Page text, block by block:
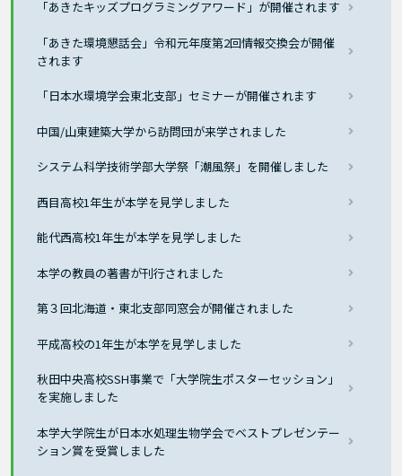
「あきたキッズプログラミングアワード」が開催されます
「あきた環境懇話会」令和元年度第2回情報交換会が開催
されます
「日本水環境学会東北支部」セミナーが開催されます
中国/山東建築大学から訪問団が来学されました
システム科学技術学部大学祭「潮風祭」を開催しました
西目高校1年生が本学を見学しました
能代西高校1年生が本学を見学しました
本学の教員の著書が刊行されました
第３回北海道・東北支部同窓会が開催されました
平成高校の1年生が本学を見学しました
秋田中央高校SSH事業で「大学院生ポスターセッション」
を実施しました
本学大学院生が日本水処理生物学会でベストプレゼンテー
ション賞を受賞しました